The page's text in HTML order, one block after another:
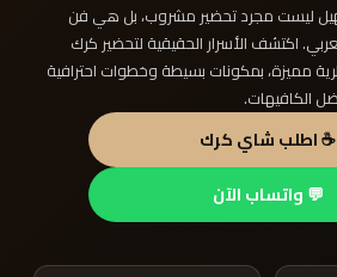
ليست مجرد تحضير مشروب، بل هي فن
اكتشف الأسرار الحقيقية لتحضير كرك
مميزة، بمكونات بسيطة وخطوات احترافية
الكافيهات.
☕ اطلب شاي كرك
💬 واتساب الآن